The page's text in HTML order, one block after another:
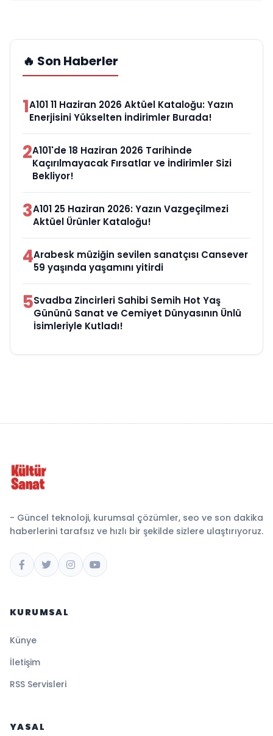
🔥 Son Haberler
1A101 11 Haziran 2026 Aktüel Kataloğu: Yazın
Enerjisini Yükselten İndirimler Burada!
2A101'de 18 Haziran 2026 Tarihinde
Kaçırılmayacak Fırsatlar ve İndirimler Sizi
Bekliyor!
3A101 25 Haziran 2026: Yazın Vazgeçilmezi
Aktüel Ürünler Kataloğu!
4Arabesk müziğin sevilen sanatçısı Cansever
59 yaşında yaşamını yitirdi
5Svadba Zincirleri Sahibi Semih Hot Yaş
Gününü Sanat ve Cemiyet Dünyasının Ünlü
İsimleriyle Kutladı!
- Güncel teknoloji, kurumsal çözümler, seo ve son dakika
haberlerini tarafsız ve hızlı bir şekilde sizlere ulaştırıyoruz.
KURUMSAL
Künye
İletişim
RSS Servisleri
YASAL